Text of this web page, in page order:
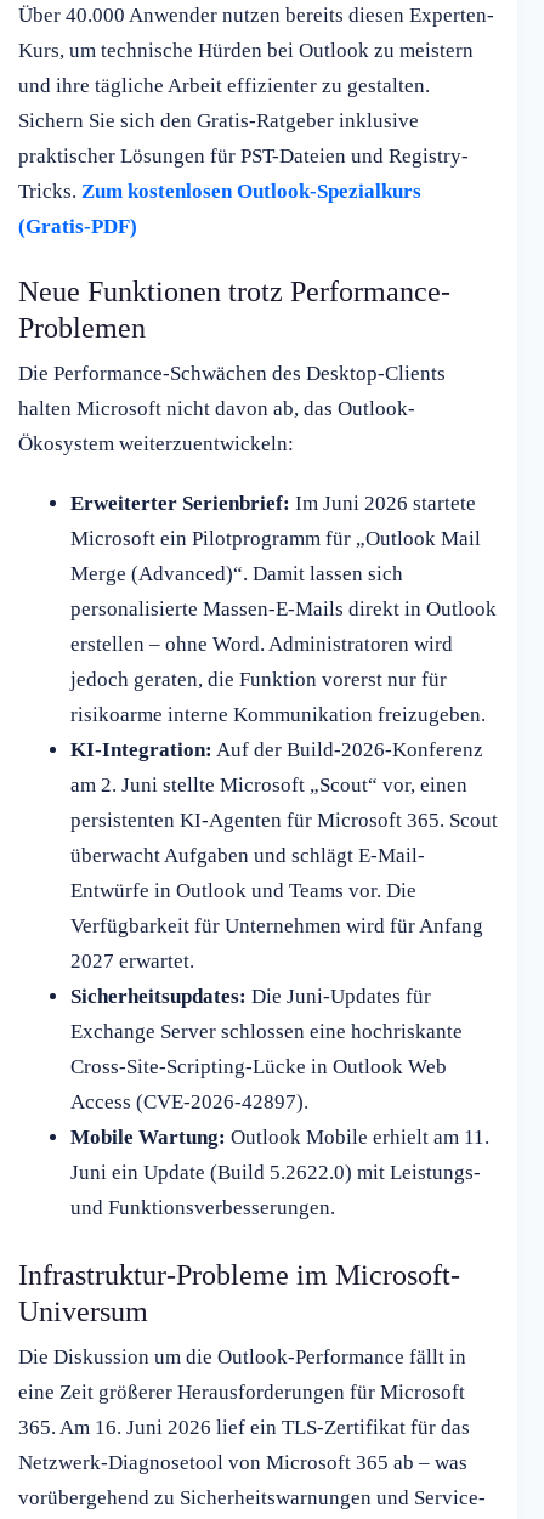
Über 40.000 Anwender nutzen bereits diesen Experten-
Kurs, um technische Hürden bei Outlook zu meistern
und ihre tägliche Arbeit effizienter zu gestalten.
Sichern Sie sich den Gratis-Ratgeber inklusive
praktischer Lösungen für PST-Dateien und Registry-
Tricks. Zum kostenlosen Outlook-Spezialkurs
(Gratis-PDF)
Neue Funktionen trotz Performance-
Problemen
Die Performance-Schwächen des Desktop-Clients
halten Microsoft nicht davon ab, das Outlook-
Ökosystem weiterzuentwickeln:
Erweiterter Serienbrief: Im Juni 2026 startete
Microsoft ein Pilotprogramm für „Outlook Mail
Merge (Advanced)“. Damit lassen sich
personalisierte Massen-E-Mails direkt in Outlook
erstellen – ohne Word. Administratoren wird
jedoch geraten, die Funktion vorerst nur für
risikoarme interne Kommunikation freizugeben.
KI-Integration: Auf der Build-2026-Konferenz
am 2. Juni stellte Microsoft „Scout“ vor, einen
persistenten KI-Agenten für Microsoft 365. Scout
überwacht Aufgaben und schlägt E-Mail-
Entwürfe in Outlook und Teams vor. Die
Verfügbarkeit für Unternehmen wird für Anfang
2027 erwartet.
Sicherheitsupdates: Die Juni-Updates für
Exchange Server schlossen eine hochriskante
Cross-Site-Scripting-Lücke in Outlook Web
Access (CVE-2026-42897).
Mobile Wartung: Outlook Mobile erhielt am 11.
Juni ein Update (Build 5.2622.0) mit Leistungs-
und Funktionsverbesserungen.
Infrastruktur-Probleme im Microsoft-
Universum
Die Diskussion um die Outlook-Performance fällt in
eine Zeit größerer Herausforderungen für Microsoft
365. Am 16. Juni 2026 lief ein TLS-Zertifikat für das
Netzwerk-Diagnosetool von Microsoft 365 ab – was
vorübergehend zu Sicherheitswarnungen und Service-